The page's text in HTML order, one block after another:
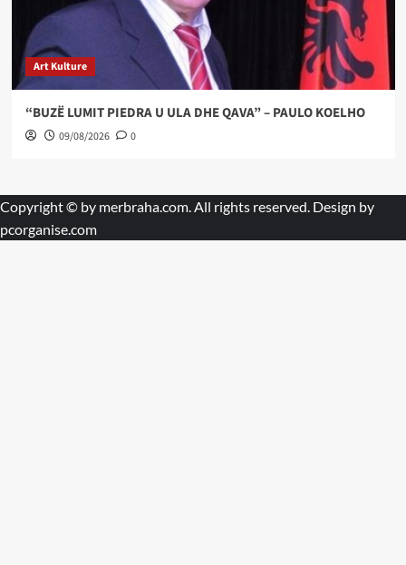
Art Kulture
“BUZË LUMIT PIEDRA U ULA DHE QAVA” – PAULO KOELHO
09/08/2026 0
Copyright © by merbraha.com . All rights reserved. Design by
pcorganise.com